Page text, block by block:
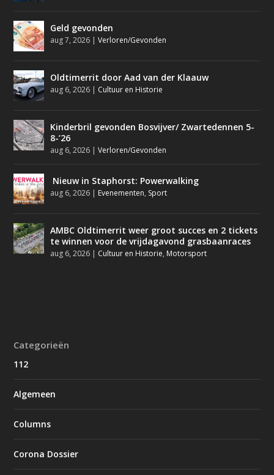
Geld gevonden
aug 7, 2026 |Verloren/Gevonden
Oldtimerrit door Aad van der Klaauw
aug 6, 2026 | Cultuur en Historie
Kinderbril gevonden Bosvijver/ Zwartedennen 5-
8-’26
aug 6, 2026 |Verloren/Gevonden
Nieuw in Staphorst: Powerwalking
aug 6, 2026 | Evenementen, Sport
AMBC Oldtimerrit weer groot succes en 2 tickets
te winnen voor de vrijdagavond grasbaanraces
aug 6, 2026 | Cultuur en Historie, Motorsport
Categorieën
112
Algemeen
Columns
Corona Dossier